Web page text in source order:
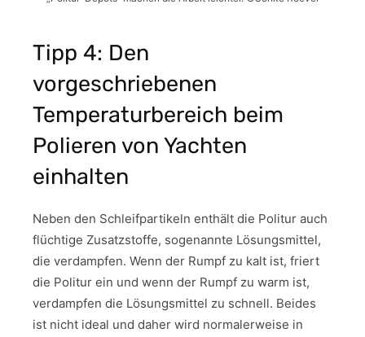
Tipp 4: Den
vorgeschriebenen
Temperaturbereich beim
Polieren von Yachten
einhalten
Neben den Schleifpartikeln enthält die Politur auch
flüchtige Zusatzstoffe, sogenannte Lösungsmittel,
die verdampfen. Wenn der Rumpf zu kalt ist, friert
die Politur ein und wenn der Rumpf zu warm ist,
verdampfen die Lösungsmittel zu schnell. Beides
ist nicht ideal und daher wird normalerweise in